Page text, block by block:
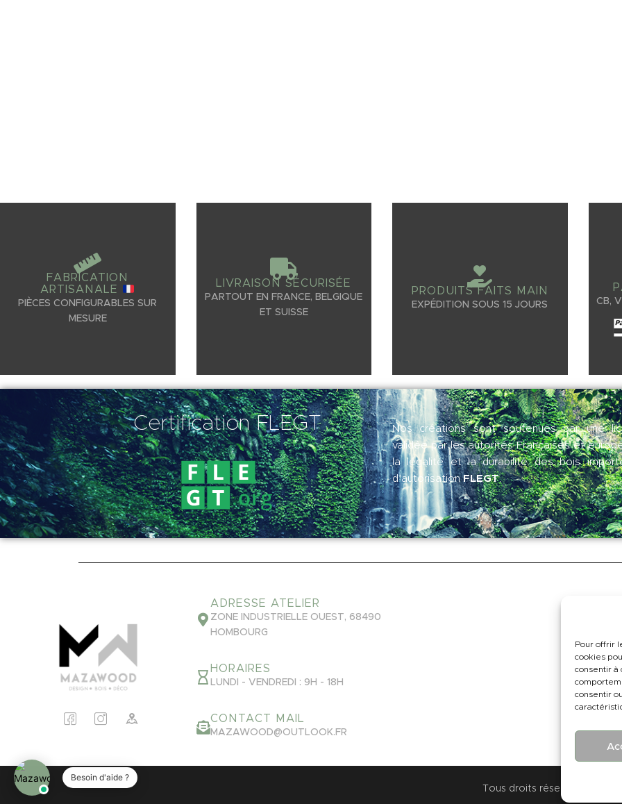
Pour offrir
cookies
consentir
consentir
FABRICATION
ARTISANALE
PIÈCES CONFIGURABLES SUR
MESURE
LIVRAISON SÉCURISÉE
PARTOUT EN FRANCE, BELGIQUE
ET SUISSE
PRODUITS FAITS MAIN
EXPÉDITION SOUS 15 JOURS CB,
Certification FLEGT
Nos créations sont soutenues par une
validée par les autorités Françaises et
la légalité et la durabilité des bois
d’autorisationFLEGT.
ADRESSE ATELIER
ZONE INDUSTRIELLE OUEST, 68490
HOMBOURG
HORAIRES
LUNDI - VENDREDI : 9H - 18H
CONTACT MAIL
MAZAWOOD@OUTLOOK.FR
Tous droits réservés © |